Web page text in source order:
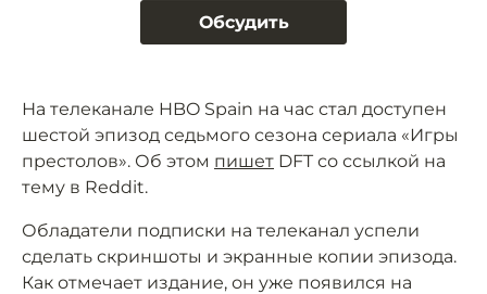
Обсудить
На телеканале HBO Spain на час стал доступен
шестой эпизод седьмого сезона сериала «Игры
престолов». Об этом пишет DFT со ссылкой на
тему в Reddit.
Обладатели подписки на телеканал успели
сделать скриншоты и экранные копии эпизода.
Как отмечает издание, он уже появился на